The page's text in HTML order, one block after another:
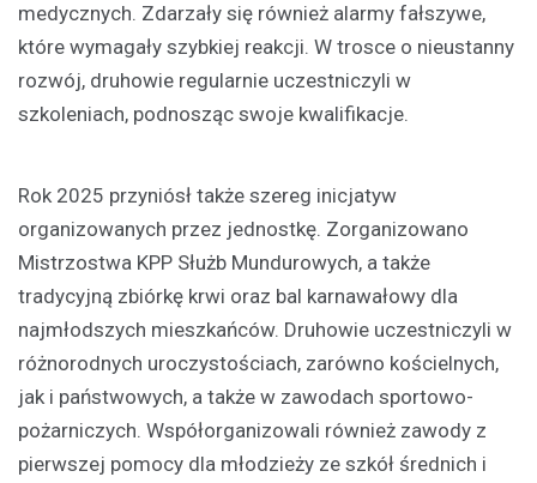
medycznych. Zdarzały się również alarmy fałszywe,
które wymagały szybkiej reakcji. W trosce o nieustanny
rozwój, druhowie regularnie uczestniczyli w
szkoleniach, podnosząc swoje kwalifikacje.
Rok 2025 przyniósł także szereg inicjatyw
organizowanych przez jednostkę. Zorganizowano
Mistrzostwa KPP Służb Mundurowych, a także
tradycyjną zbiórkę krwi oraz bal karnawałowy dla
najmłodszych mieszkańców. Druhowie uczestniczyli w
różnorodnych uroczystościach, zarówno kościelnych,
jak i państwowych, a także w zawodach sportowo-
pożarniczych. Współorganizowali również zawody z
pierwszej pomocy dla młodzieży ze szkół średnich i